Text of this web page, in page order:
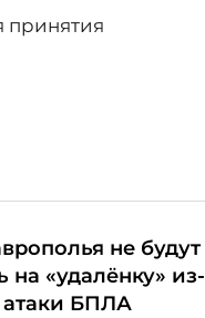
принятия
не будут
на «удалёнку» из-
БПЛА